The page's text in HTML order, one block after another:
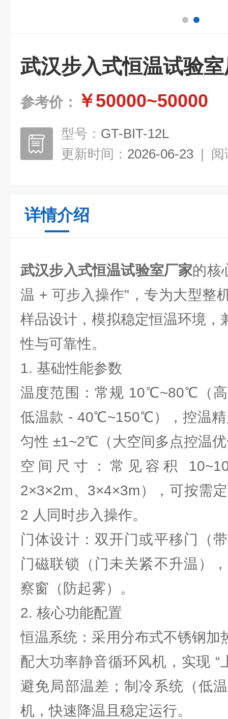
武汉步入式恒温试验
参考价： ￥50000~50000
型号： GT-BIT-12L
更新时间： 2026-06-23 | 阅
详情介绍
武汉步入式恒温试验室厂家的核
温 + 可步入操作"，专为大型整
样品设计，模拟稳定恒温环境，
性与可靠性。
1. 基础性能参数
温度范围：常规 10℃~80℃（
低温款 - 40℃~150℃），控温
匀性 ±1~2℃（大空间多点控温
空间尺寸：常见容积
2×3×2m、3×4×3m），可按需
2 人同时步入操作。
门体设计：双开门或平移门（
门磁联锁（门未关紧不升温）
察窗（防起雾）。
2. 核心功能配置
恒温系统：采用分布式不锈钢加
配大功率静音循环风机，实现 “
避免局部温差；制冷系统（低
机，快速降温且稳定运行。